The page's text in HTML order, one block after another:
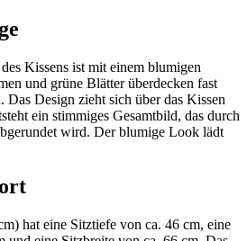
Kissens ist mit einem blumigen
und grüne Blätter überdecken fast
Das Design zieht sich über das Kissen
ein stimmiges Gesamtbild, das durch
wird. Der blumige Look lädt
hat eine Sitztiefe von ca. 46 cm, eine